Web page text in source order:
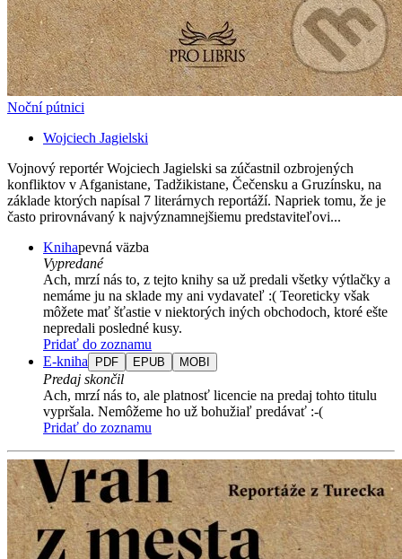
Noční pútnici
Wojciech Jagielski
Vojnový reportér Wojciech Jagielski sa zúčastnil ozbrojených
konfliktov v Afganistane, Tadžikistane, Čečensku a Gruzínsku, na
základe ktorých napísal 7 literárnych reportáží. Napriek tomu, že je
často prirovnávaný k najvýznamnejšiemu predstaviteľovi...
Knihapevná väzba
Vypredané
Ach, mrzí nás to, z tejto knihy sa už predali všetky výtlačky a
nemáme ju na sklade my ani vydavateľ :( Teoreticky však
môžete mať šťastie v niektorých iných obchodoch, ktoré ešte
nepredali posledné kusy.
Pridať do zoznamu
E-kniha
PDF EPUB MOBI
Predaj skončil
Ach, mrzí nás to, ale platnosť licencie na predaj tohto titulu
vypršala. Nemôžeme ho už bohužiaľ predávať :-(
Pridať do zoznamu